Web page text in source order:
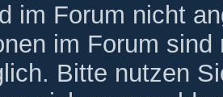
im Forum nicht
im Forum
Bitte nutzen